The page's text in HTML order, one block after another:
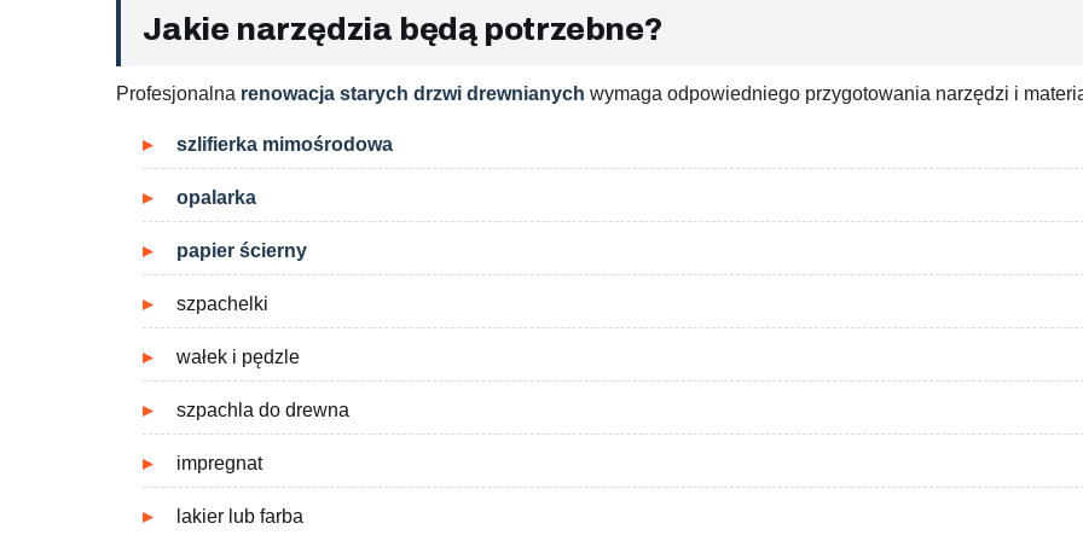
Jakie narzędzia będą potrzebne?
Profesjonalna renowacja starych drzwi drewnianych wymaga odpowiedniego przygotowania narzędzi i
szlifierka mimośrodowa
opalarka
papier ścierny
szpachelki
wałek i pędzle
szpachla do drewna
impregnat
lakier lub farba